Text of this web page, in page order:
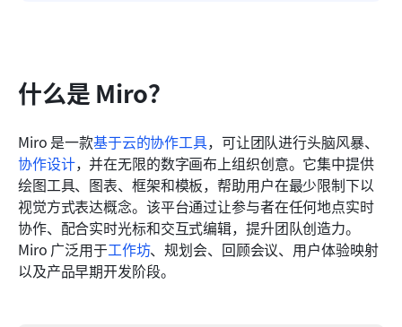
什么是 Miro？
Miro 是一款基于云的协作工具，可让团队进行头脑风暴、
协作设计，并在无限的数字画布上组织创意。它集中提供
绘图工具、图表、框架和模板，帮助用户在最少限制下以
视觉方式表达概念。该平台通过让参与者在任何地点实时
协作、配合实时光标和交互式编辑，提升团队创造力。
Miro 广泛用于工作坊、规划会、回顾会议、用户体验映射
以及产品早期开发阶段。